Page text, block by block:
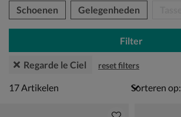
over
Schoenen Gelegenheden
Filter
Regarde le Ciel reset filters
17 artikelen
17Artikelen Sorteren op: